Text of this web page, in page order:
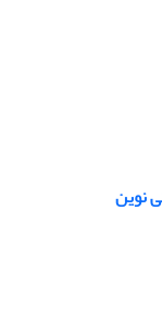
نوین